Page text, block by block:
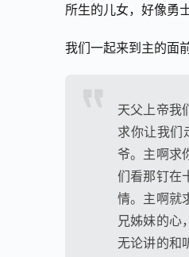
所生的儿女，好像勇
我们一起来到主的面
天父上帝我
求你让我们
爷。主啊求
们看那钉在
情。主啊就
兄姊妹的心
无论讲的和